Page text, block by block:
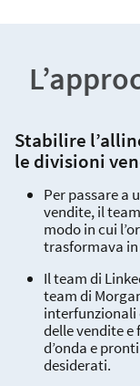
Stabilire
le divisioni
Per passare a
vendite, il
modo in cui
trasformava
Il team di
team di
interfunzionali
delle vendite e
d’onda e
desiderati.